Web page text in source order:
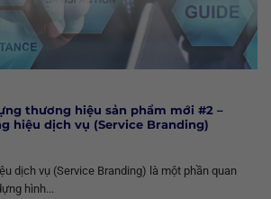
thương hiệu sản phẩm mới #2 –
hiệu dịch vụ (Service Branding)
dịch vụ (Service Branding) là một phần quan
hình...